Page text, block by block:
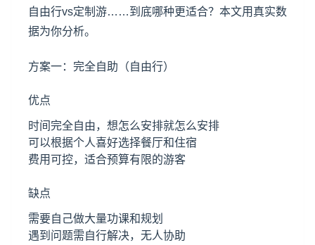
自由行vs定制游……到底哪种更适合？本文用真实数
据为你分析。
方案一：完全自助（自由行）
优点
时间完全自由，想怎么安排就怎么安排
可以根据个人喜好选择餐厅和住宿
费用可控，适合预算有限的游客
缺点
需要自己做大量功课和规划
遇到问题需自行解决，无人协助